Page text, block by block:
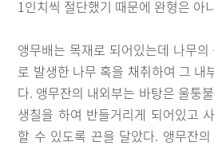
1인치씩 절단했기 때문에 완형은 아
앵무배는 목재로 되어있는데 나무
로 발생한 나무 혹을 채취하여 그 내
다. 앵무잔의 내외부는 바탕은 울퉁
생칠을 하여 반들거리게 되어있고
할 수 있도록 끈을 달았다. 앵무잔